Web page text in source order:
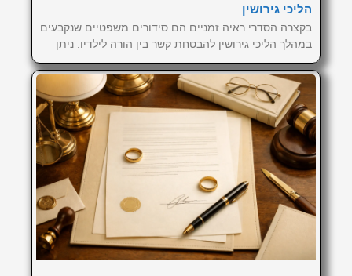
הליכי גירושין
בקצרה הסדרי ראיה זמניים הם סידורים משפטיים שנקבעים
במהלך הליכי גירושין להבטחת קשר בין הורה לילדיו. ניתן